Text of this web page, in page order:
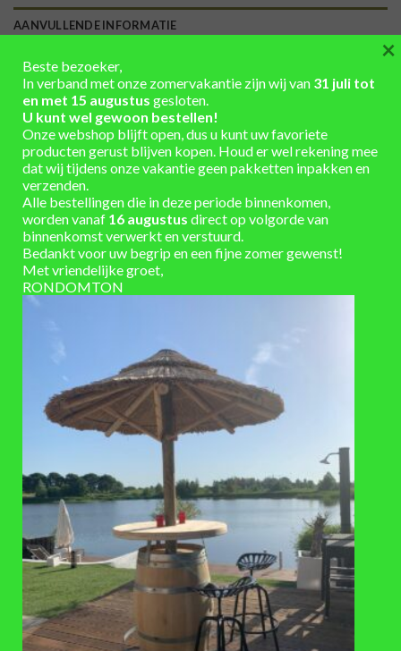
AANVULLENDE INFORMATIE
AFMETINGEN
INHOUD (LITER) 300
MATERIAAL Eiken hout – gebruikt
KLEUR BANDEN gegalvaniseerd, onbehandeld
KLEUR HOUT onbehandeld
LEVERTIJD 1-3 werkdagen
UITVOERING
VAAK SAMEN GEKOCHT
TOEVOEGEN
VERLANGLIJST
ACCESSOIRES
Lage Bankirai houten
regentonverhoger (60-63cm)
300L
TOEVOEGEN
AAN
VERLANGLIJST
ACCESSOIRES
Messing snelkoppeling ¾ kraan
Beste bezoeker,
In verband met onze zomervakantie zijn wij van 31 juli tot
en met 15 augustus gesloten.
U kunt wel gewoon bestellen!
Onze webshop blijft open, dus u kunt uw favoriete
producten gerust blijven kopen. Houd er wel rekening mee
dat wij tijdens onze vakantie geen pakketten inpakken en
verzenden.
Alle bestellingen die in deze periode binnenkomen,
worden vanaf 16 augustus direct op volgorde van
binnenkomst verwerkt en verstuurd.
Bedankt voor uw begrip en een fijne zomer gewenst!
Met vriendelijke groet,
RONDOMTON
×